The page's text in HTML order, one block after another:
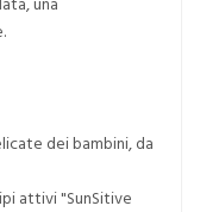
dei bambini, da
attivi "SunSitive